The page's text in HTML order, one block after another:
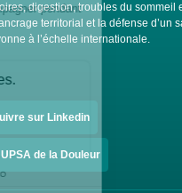
digestion, troubles du sommeil
territorial et la défense d’un
à l’échelle internationale.
sur Linkedin
de la Douleur